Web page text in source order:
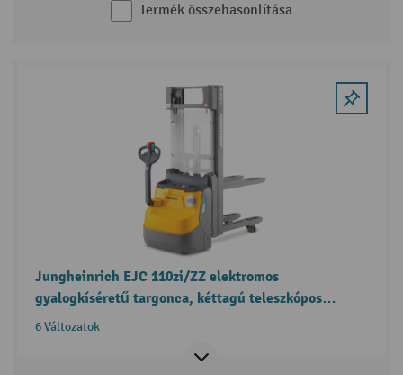
Termék összehasonlítása
Jungheinrich EJC 110zi/ZZ elektromos
gyalogkíséretű targonca, kéttagú teleszkópos
emelőoszlop, szabademeléssel
6 Változatok